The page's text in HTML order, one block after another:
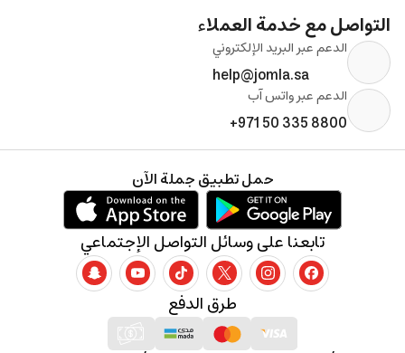
التواصل مع خدمة العملاء
الدعم عبر البريد الإلكتروني
help@jomla.sa
الدعم عبر واتس آب
+971 50 335 8800
طرق الدفع
تابعنا على وسائل التواصل الإجتماعي
حمل تطبيق جملة الآن